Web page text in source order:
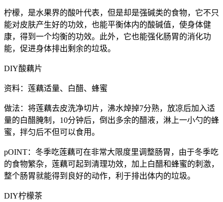
柠檬，是水果界的酸叶代表，但是却是强碱类的食物，它不只
能对皮肤产生好的功效，也能平衡体内的酸碱值，使身体健
康，得到一个均衡的功效。此外，它也能强化肠胃的消化功
能，促进身体排出剩余的垃圾。
DIY酸藕片
资料：莲藕适量、白醋、蜂蜜
做法：将莲藕去皮洗净切片，沸水焯掉7分熟，放凉后加入适
量的白醋腌制，10分钟后，倒出多余的醋液，淋上一小勺的蜂
蜜，拌匀后不但可以食用。
pOINT：冬季吃莲藕可在非常大限度里调整肠胃，由于冬季吃
的食物繁杂，莲藕可起到清理功效，加上白醋和蜂蜜的刺激，
整个肠胃就能得到良好的动作，利于排出体内的垃圾。
DIY柠檬茶